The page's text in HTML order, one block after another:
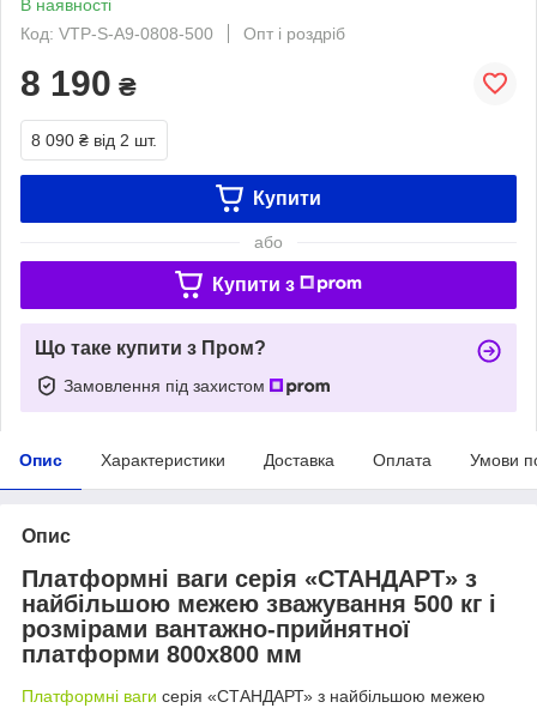
В наявності
Код: VTP-S-А9-0808-500
Опт і роздріб
8 190 ₴
8 090 ₴ від 2 шт.
Купити
або
Купити з
Що таке купити з Пром?
Замовлення під захистом
Опис Характеристики Доставка Оплата Умови
Опис
Платформні ваги серія «СТАНДАРТ» з
найбільшою межею зважування 500 кг і
розмірами вантажно-прийнятної
платформи 800х800 мм
Платформні ваги серія «СТАНДАРТ» з найбільшою межею